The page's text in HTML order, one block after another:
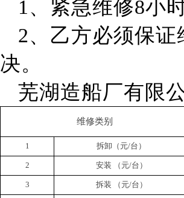
1、紧急维修8小
2、乙方必须保
决。
芜湖造船厂有限
维修类别
1 拆卸（元/台）
2 安装 （元/台）
3 拆装 （元/台）